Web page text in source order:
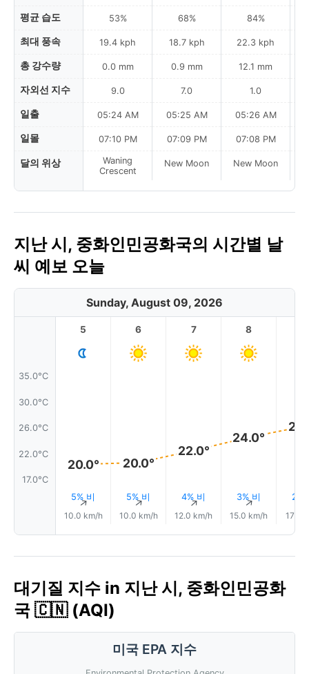
평균 습도
최대 풍속
총 강수량
자외선 지수
일출
일몰
달의 위상
53%
19.4 kph
0.0 mm
9.0
05:24 AM
07:10 PM
Waning
Crescent
68%
18.7 kph
0.9 mm
7.0
05:25 AM
07:09 PM
New Moon
84%
22.3 kph
12.1 mm
1.0
05:26 AM
07:08 PM
New Moon
지난 시, 중화인민공화국의 시간별 날
씨 예보 오늘
Sunday, August 09, 2026
35.0°C
30.0°C
26.0°C
22.0°C
17.0°C
5
20.0°
5% 비
↑
10.0 km/h
6
20.0°
5% 비
↑
10.0 km/h
7
22.0°
4% 비
↑
12.0 km/h
8
24.0°
3% 비
↑
15.0 km/h
2%
17.0
대기질 지수 in 지난 시, 중화인민공화
국 🇨🇳 (AQI)
미국 EPA 지수